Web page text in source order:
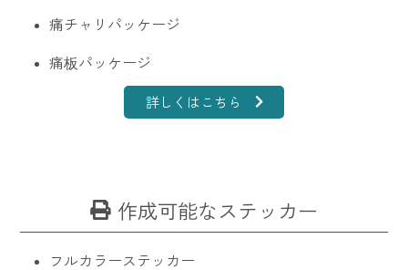
痛チャリパッケージ
痛板パッケージ
詳しくはこちら
作成可能なステッカー
フルカラーステッカー